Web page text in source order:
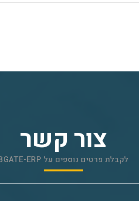
צור קשר
לקבלת פרטים נוספים על BGATE-ERP